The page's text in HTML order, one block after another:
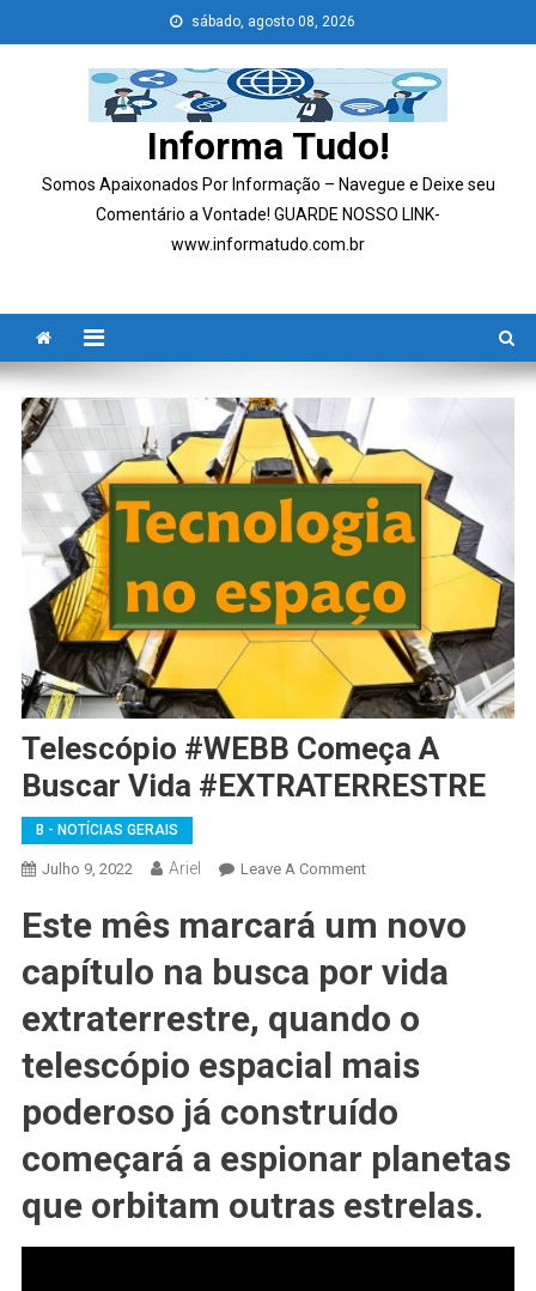
to
sábado, agosto 08, 2026
Informa Tudo!
Somos Apaixonados Por Informação – Navegue e Deixe seu
Comentário a Vontade! GUARDE NOSSO LINK-
www.informatudo.com.br
Telescópio #WEBB Começa A
Buscar Vida #EXTRATERRESTRE
B - NOTÍCIAS GERAIS
Julho 9, 2022 Ariel Leave A CommentOn
#WEBB
A
Buscar
Vida
#EXTRATERRESTRE
Este mês marcará um novo
capítulo na busca por vida
extraterrestre, quando o
telescópio espacial mais
poderoso já construído
começará a espionar planetas
que orbitam outras estrelas.